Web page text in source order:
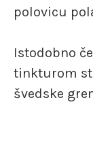
polovicu
Istodobno
tinkturom
švedske